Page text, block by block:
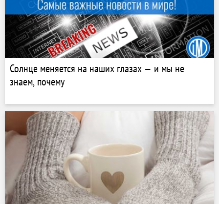
Солнце меняется на наших глазах — и мы не
знаем, почему